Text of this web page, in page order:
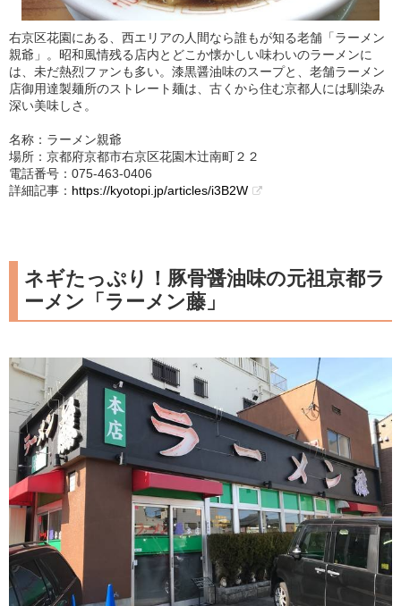
右京区花園にある、西エリアの人間なら誰もが知る老舗「ラーメン
親爺」。昭和風情残る店内とどこか懐かしい味わいのラーメンに
は、未だ熱烈ファンも多い。漆黒醤油味のスープと、老舗ラーメン
店御用達製麺所のストレート麺は、古くから住む京都人には馴染み
深い美味しさ。
名称：ラーメン親爺
場所：京都府京都市右京区花園木辻南町２２
電話番号：075-463-0406
詳細記事： https://kyotopi.jp/articles/i3B2W
ネギたっぷり！豚骨醤油味の元祖京都ラ
ーメン「ラーメン藤」